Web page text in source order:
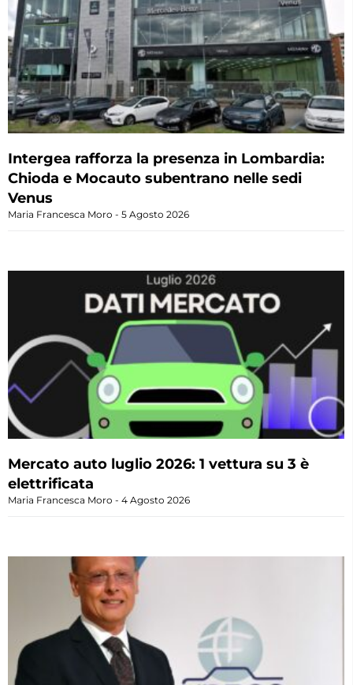
Intergea rafforza la presenza in Lombardia:
Chioda e Mocauto subentrano nelle sedi
Venus
Maria Francesca Moro 5 Agosto 2026
Mercato auto luglio 2026: 1 vettura su 3 è
elettrificata
Maria Francesca Moro 4 Agosto 2026